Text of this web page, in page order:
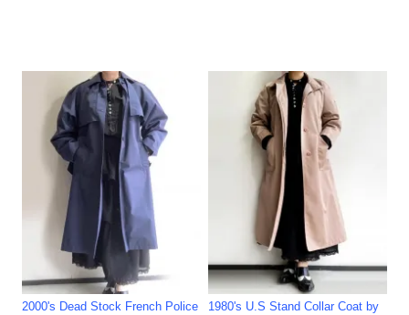
2000's Dead Stock French Police
1980's U.S Stand Collar Coat by